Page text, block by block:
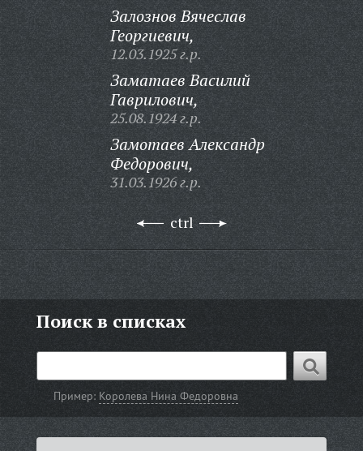
Залознов Вячеслав
Георгиевич,
12.03.1925 г.р.
Заматаев Василий
Гаврилович,
25.08.1924 г.р.
Замотаев Александр
Федорович,
31.03.1926 г.р.
ctrl
Поиск в списках
Пример: Королева Нина Федоровна